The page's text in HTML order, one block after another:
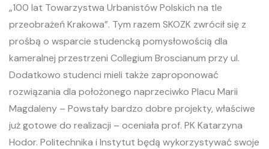
„100 lat Towarzystwa Urbanistów Polskich na tle
przeobrażeń Krakowa”. Tym razem SKOZK zwrócił się z
prośbą o wsparcie studencką pomysłowością dla
kameralnej przestrzeni Collegium Broscianum przy ul.
Dodatkowo studenci mieli także zaproponować
rozwiązania dla położonego naprzeciwko Placu Marii
Magdaleny – Powstały bardzo dobre projekty, właściwe
już gotowe do realizacji – oceniała prof. PK Katarzyna
Hodor. Politechnika i Instytut będą wykorzystywać swoje